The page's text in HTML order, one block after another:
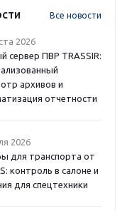
Все новости
2026
сервер ПВР TRASSIR:
архивов и
отчетности
2026
для транспорта от
контроль в салоне и
для спецтехники